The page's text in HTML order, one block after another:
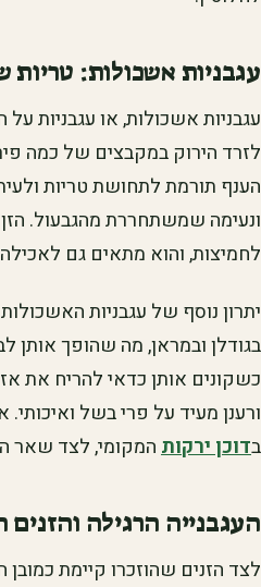
עגבניות אשכולות:
עגבניות אשכולות, או עגבניות
לזרד הירוק במקבצים של כמה
הענף תורמת לתחושת טריות
ונעימה שמשתחררת מהגבעול.
לחמיצות, והוא מתאים גם
יתרון נוסף של עגבניות
בגודלן ובמראן, מה שהופך אותן
כשקונים אותן כדאי להריח את
ורענן מעיד על פרי בשל
בדוכן ירקותהמקומי, לצד שאר
העגבנייה הרגילה והזנים
לצד הזנים שהוזכרו קיימת כמובן